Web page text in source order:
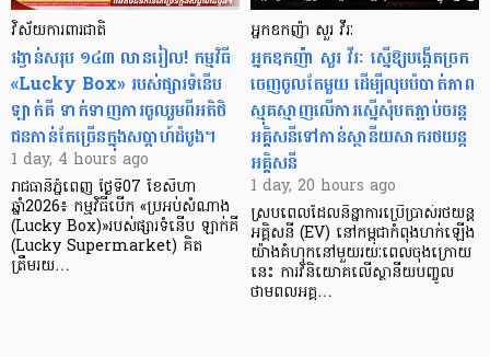
វិស័យការពារជាតិ
រង្វាន់សរុប ១៤៣ លានរៀល! កម្មវិធី
«Lucky Box» របស់ផ្សារទំនើប
ឡាក់គី ទាក់ទាញការចូលរួមពីអតិថិ
ជនកាន់តែច្រើនក្នុងសប្តាហ៍ដំបូង។
1 day, 4 hours ago
រាជធានីភ្នំពេញ ថ្ងៃទី07 ខែសីហា
ឆ្នាំ2026៖ កម្មវិធីបើក «ប្រអប់សំណាង
(Lucky Box)»របស់ផ្សារទំនើប ឡាក់គី
(Lucky Supermarket) គិត
ត្រឹមរយ…
អ្នកឧកញ៉ា សួរ វីរៈ
អ្នកឧកញ៉ា សួរ វីរៈ ស្នើឱ្យបង្កើតច្រក
ចេញចូលតែមួយ ដើម្បីលុបបំបាត់ភាព
ស្មុគស្មាញលើការស្នើសុំបតភ្ជាប់ចរន្ត
អគ្គិសនីទៅកាន់ស្ថានីយសាករថយន្ត
អគ្គិសនី
1 day, 20 hours ago
ស្របពេលដែលនិន្នាការប្រើប្រាស់រថយន្ត
អគ្គិសនី (EV) នៅកម្ពុជាកំពុងហក់ឡើង
យ៉ាងគំហុកនៅមួយរយៈពេលចុងក្រោយ
នេះ ការវិនិយោគលើស្ថានីយបញ្ចូល
ថាមពលអគ្គ…